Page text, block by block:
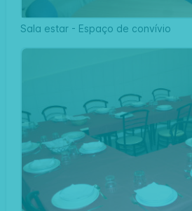
Sala estar - Espaço de convívio